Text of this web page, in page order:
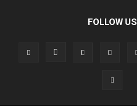
FOLLOW US